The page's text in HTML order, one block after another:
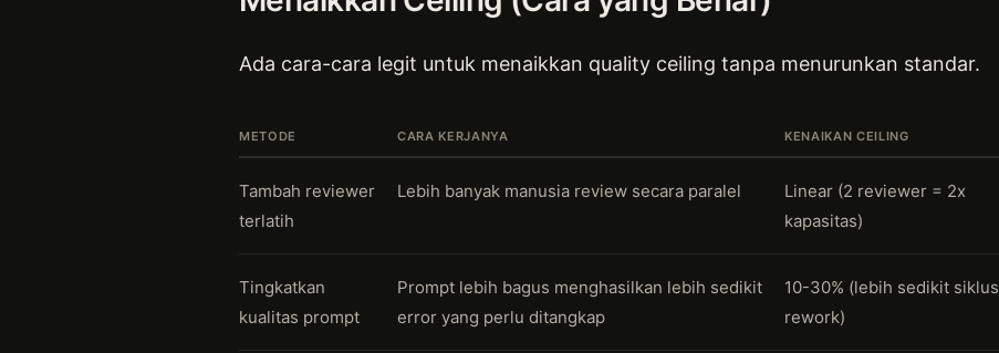
Ada cara-cara legit untuk menaikkan quality ceiling tanpa menurunkan standar.
METODE CARA KERJANYA KENAIKAN CEILING
Tambah reviewer
terlatih
Lebih banyak manusia review secara paralel
Linear (2 reviewer = 2x
kapasitas)
Tingkatkan
kualitas prompt
Prompt lebih bagus menghasilkan lebih sedikit
error yang perlu ditangkap
10-30% (lebih sedikit siklus
rework)